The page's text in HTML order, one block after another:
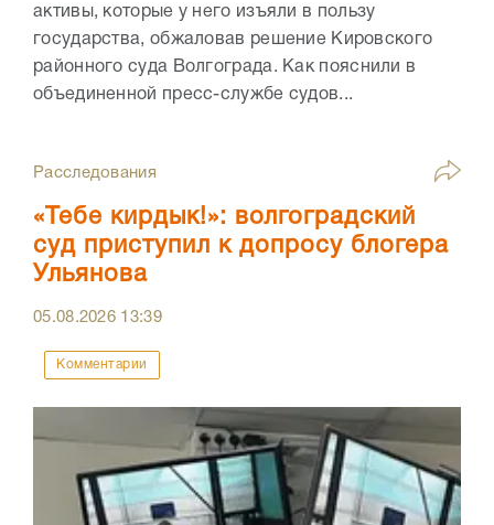
активы, которые у него изъяли в пользу
государства, обжаловав решение Кировского
районного суда Волгограда. Как пояснили в
объединенной пресс-службе судов...
Расследования
«Тебе кирдык!»: волгоградский
суд приступил к допросу блогера
Ульянова
05.08.2026 13:39
Комментарии